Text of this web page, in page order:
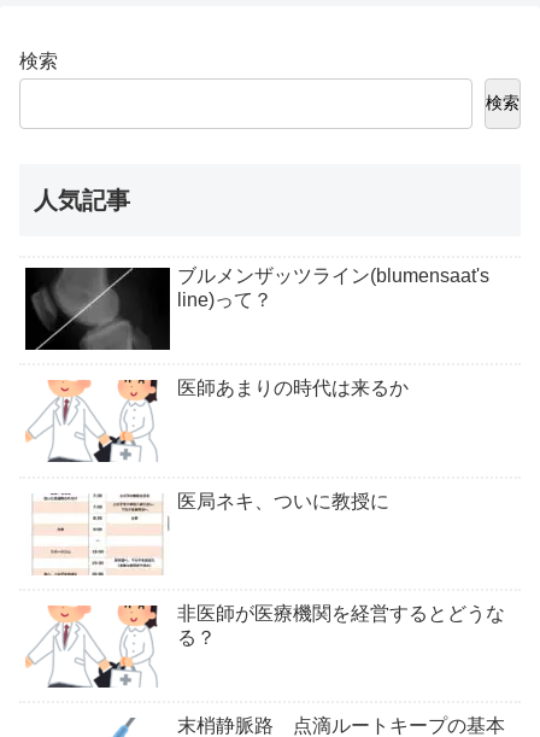
検索
検索
人気記事
ブルメンザッツライン(blumensaat's
line)って？
医師あまりの時代は来るか
医局ネキ、ついに教授に
非医師が医療機関を経営するとどうな
る？
末梢静脈路 点滴ルートキープの基本